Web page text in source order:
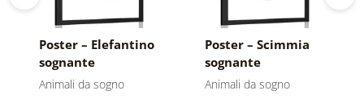
Poster – Elefantino
sognante
Animali da sogno
Poster – Scimmia
sognante
Animali da sogno